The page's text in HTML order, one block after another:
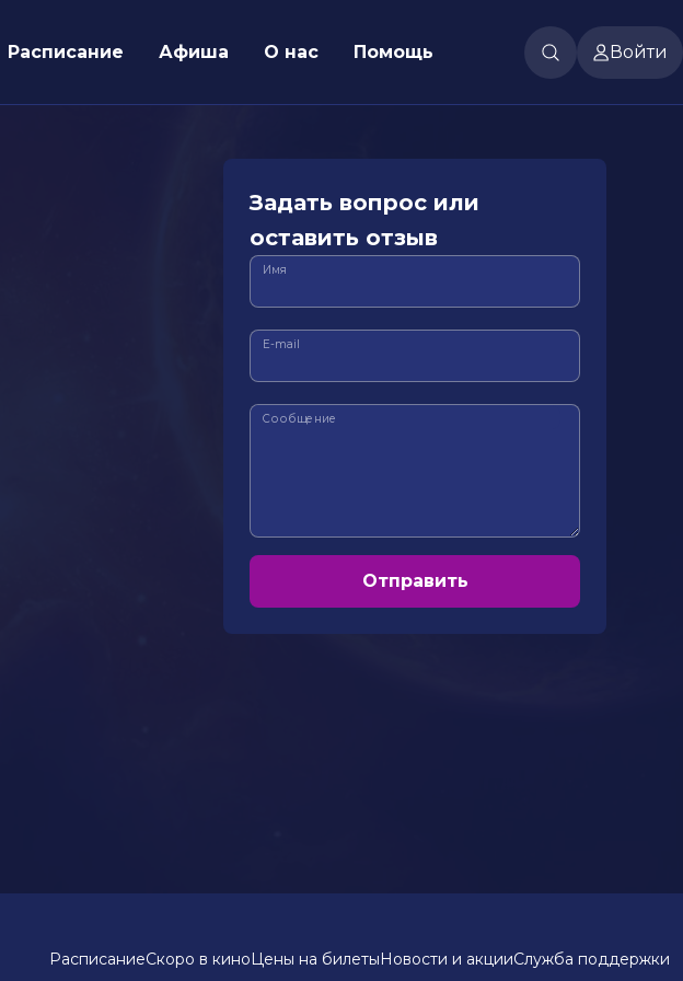
Расписание Афиша О нас Помощь Войти
Задать вопрос или
оставить отзыв
Имя
E-mail
Сообщение
Отправить
РасписаниеСкоро в киноЦены на билетыНовости и акцииСлужба поддержки